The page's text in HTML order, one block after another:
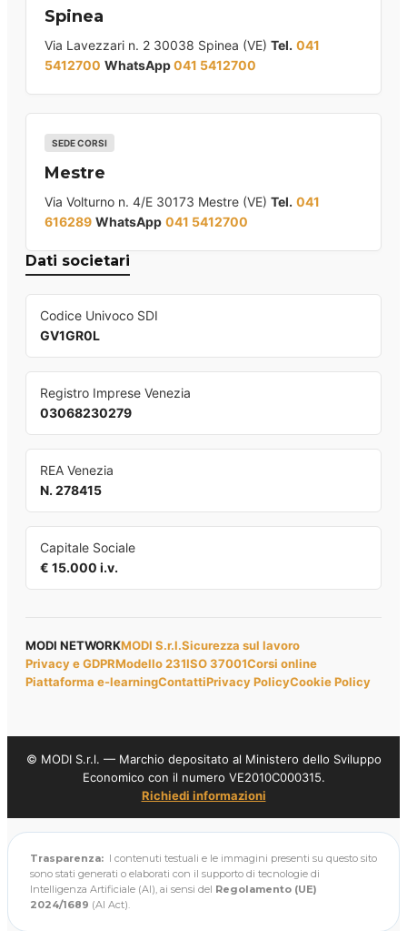
Spinea
Via Lavezzari n. 2 30038 Spinea (VE) Tel. 041
5412700 WhatsApp041 5412700
SEDE CORSI
Mestre
Via Volturno n. 4/E 30173 Mestre (VE) Tel. 041
616289 WhatsApp 041 5412700
Dati societari
Codice Univoco SDI
GV1GR0L
Registro Imprese Venezia
03068230279
REA Venezia
N. 278415
Capitale Sociale
€ 15.000 i.v.
MODI NETWORKMODI S.r.l.Sicurezza sul lavoro
Privacy e GDPRModello 231ISO 37001Corsi online
Piattaforma e-learningContattiPrivacy PolicyCookie Policy
© MODI S.r.l. — Marchio depositato al Ministero dello Sviluppo
Economico con il numero VE2010C000315.
Richiedi informazioni
Trasparenza: I contenuti testuali e le immagini presenti su questo sito
sono stati generati o elaborati con il supporto di tecnologie di
Intelligenza Artificiale (AI), ai sensi del Regolamento (UE)
2024/1689 (AI Act).